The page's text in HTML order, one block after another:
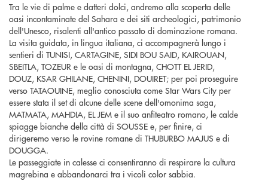
Tra le vie di palme e datteri dolci, andremo alla scoperta delle
oasi incontaminate del Sahara e dei siti archeologici, patrimonio
dell'Unesco, risalenti all'antico passato di dominazione romana.
La visita guidata, in lingua italiana, ci accompagnerà lungo i
sentieri di TUNISI, CARTAGINE, SIDI BOU SAID, KAIROUAN,
SBEITLA, TOZEUR e le oasi di montagna, CHOTT EL JERID,
DOUZ, KSAR GHILANE, CHENINI, DOUIRET; per poi proseguire
verso TATAOUINE, meglio conosciuta come Star Wars City per
essere stata il set di alcune delle scene dell'omonima saga,
MATMATA, MAHDIA, EL JEM e il suo anfiteatro romano, le calde
spiagge bianche della città di SOUSSE e, per finire, ci
dirigeremo verso le rovine romane di THUBURBO MAJUS e di
DOUGGA.
Le passeggiate in calesse ci consentiranno di respirare la cultura
magrebina e abbandonarci tra i vicoli color sabbia.